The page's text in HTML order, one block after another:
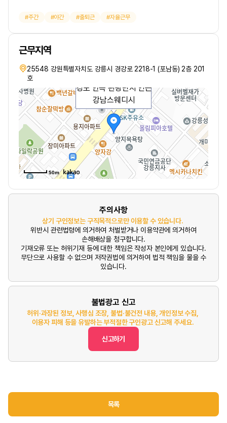
주간 야간 출퇴근 자율근무
근무지역
25548 강원특별자치도 강릉시 경강로 2218-1 (포남동) 2층 201
호
경포 안목 관광단지 인근
강남스웨디시
50m
주의사항
상기 구인정보는 구직목적으로만 이용할 수 있습니다.
위반시 관련법령에 의거하여 처벌받거나 이용약관에 의거하여
손해배상을 청구합니다.
기재오류 또는 허위기재 등에 대한 책임은 작성자 본인에게 있습니다.
무단으로 사용할 수 없으며 저작권법에 의거하여 법적 책임을 물을 수
있습니다.
불법광고 신고
허위·과장된 정보, 사행심 조장, 불법·불건전 내용, 개인정보 수집,
이용자 피해 등을 유발하는 부적절한 구인광고 신고해 주세요.
신고하기
목록